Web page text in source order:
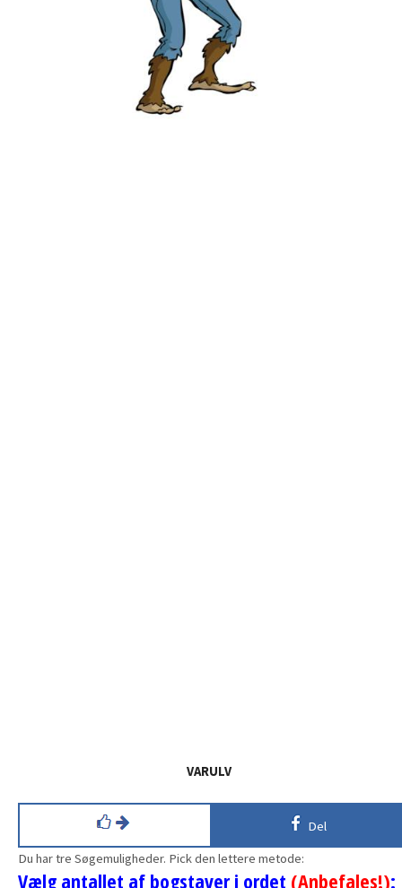
VARULV
Del
Du har tre Søgemuligheder. Pick den lettere metode:
Vælg antallet af bogstaver i ordet (Anbefales!):